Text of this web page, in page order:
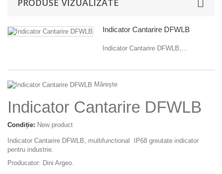
PRODUSE VIZUALIZATE
Indicator Cantarire DFWLB
Indicator Cantarire DFWLB,...
Mărește
Indicator Cantarire DFWLB
Condiție: New product
Indicator Cantarire DFWLB, multifunctional IP68 greutate indicator
pentru industrie.
Producator: Dini Argeo.